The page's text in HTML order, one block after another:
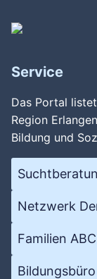
Service
Das Portal
Region
Bildung und
Netzwerk
Familien ABC
Bildungsbüro